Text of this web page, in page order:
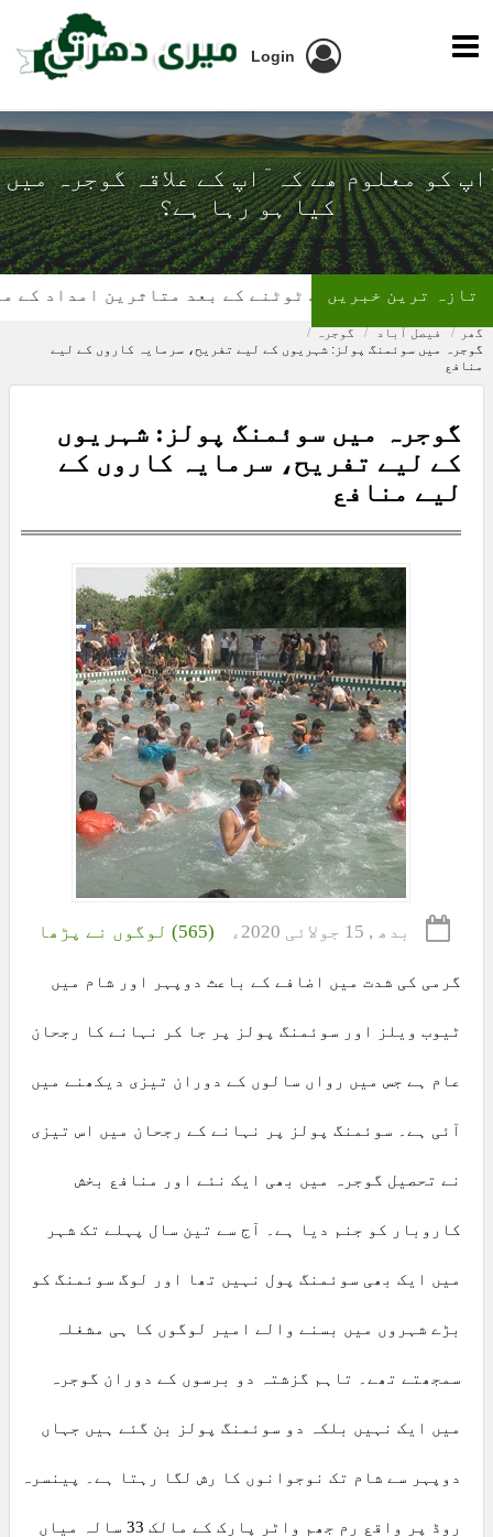
Login
ٓاپ کو معلوم ھے کہ ٓاپ کے علاقہ گوجرہ میں
کیا ہو رہا ہے؟
گھر کی چھت ٹوٹنے کے بعد متاثرین امداد کے منتظر
تازہ ترین خبریں
گھر فیصل آباد
گوجرہ
گوجرہ میں سوئمنگ پولز: شہریوں کے لیے تفریح، سرمایہ کاروں کے لیے
منافع
گوجرہ میں سوئمنگ پولز: شہریوں
کے لیے تفریح، سرمایہ کاروں کے
لیے منافع
بدھ , 15 جولائی 2020ء (565) لوگوں نے پڑھا
گرمی کی شدت میں اضافے کے باعث دوپہر اور شام میں
ٹیوب ویلز اور سوئمنگ پولز پر جا کر نہانے کا رجحان
عام ہے جس میں رواں سالوں کے دوران تیزی دیکھنے میں
آئی ہے۔ سوئمنگ پولز پر نہانے کے رجحان میں اس تیزی
نے تحصیل گوجرہ میں بھی ایک نئے اور منافع بخش
کاروبار کو جنم دیا ہے۔ آج سے تین سال پہلے تک شہر
میں ایک بھی سوئمنگ پول نہیں تھا اور لوگ سوئمنگ کو
بڑے شہروں میں بسنے والے امیر لوگوں کا ہی مشغلہ
سمجھتے تھے۔ تاہم گزشتہ دو برسوں کے دوران گوجرہ
میں ایک نہیں بلکہ دو سوئمنگ پولز بن گئے ہیں جہاں
دوپہر سے شام تک نوجوانوں کا رش لگا رہتا ہے۔ پینسرہ
روڈ پر واقع رم جھم واٹر پارک کے مالک 33 سالہ میاں